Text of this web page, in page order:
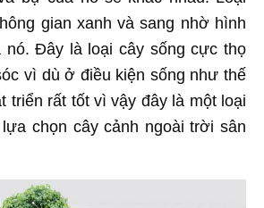
gian xanh và sang nhờ hình
nó. Đây là loại cây sống cực thọ
vì dù ở điều kiện sống như thế
triển rất tốt vì vậy đây là một loại
chọn cây cảnh ngoài trời sân